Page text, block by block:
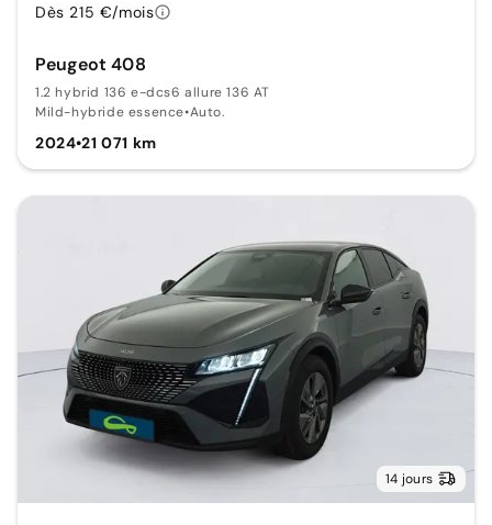
Peugeot 408
1.2 hybrid 136 e-dcs6 allure 136 AT
Mild-hybride essence•Auto.
2024•21 071 km
Dès 215 €/mois
14 jours